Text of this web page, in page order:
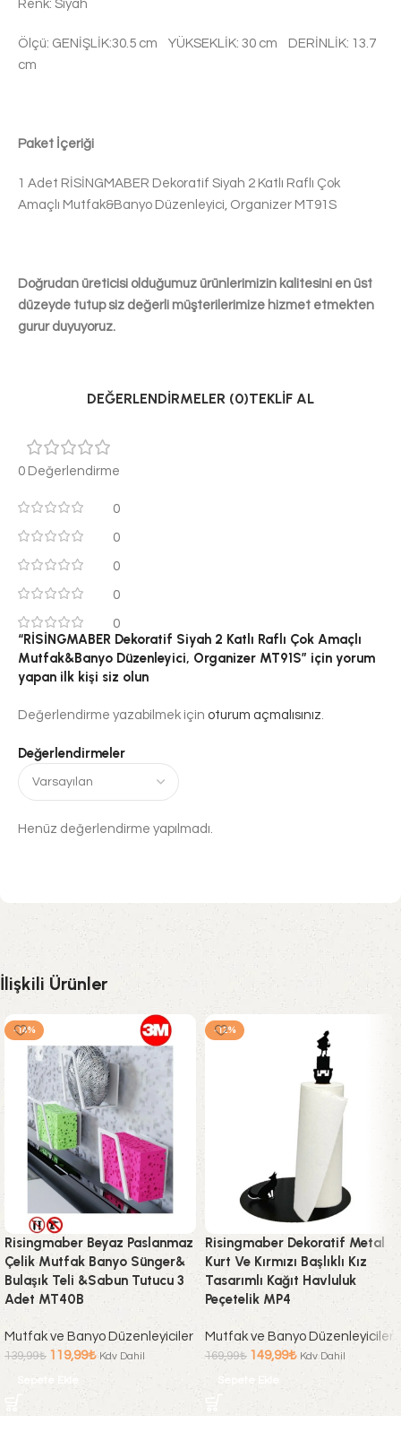
Renk: Siyah
Ölçü: GENİŞLİK:30.5 cm YÜKSEKLİK: 30 cm DERİNLİK: 13.7
cm
Paket İçeriği
1 Adet RİSİNGMABER Dekoratif Siyah 2 Katlı Raflı Çok
Amaçlı Mutfak&Banyo Düzenleyici, Organizer MT91S
Doğrudan üreticisi olduğumuz ürünlerimizin kalitesini en üst
düzeyde tutup siz değerli müşterilerimize hizmet etmekten
gurur duyuyoruz.
DEĞERLENDIRMELER (0)TEKLIF AL
0 Değerlendirme
0
0
0
0
0
Değerlendirmeler
Henüz değerlendirme yapılmadı.
“RİSİNGMABER Dekoratif Siyah 2 Katlı Raflı Çok Amaçlı
Mutfak&Banyo Düzenleyici, Organizer MT91S” için yorum
yapan ilk kişi siz olun
Değerlendirme yazabilmek için oturum açmalısınız.
İlişkili Ürünler
-14%
Risingmaber Beyaz Paslanmaz
Çelik Mutfak Banyo Sünger&
Bulaşık Teli &Sabun Tutucu 3
Adet MT40B
Mutfak ve Banyo Düzenleyiciler
139,99₺ 119,99₺ Kdv Dahil
Sepete Ekle
-12%
Risingmaber Dekoratif Metal
Kurt Ve Kırmızı Başlıklı Kız
Tasarımlı Kağıt Havluluk
Peçetelik MP4
Mutfak ve Banyo Düzenleyiciler
169,99₺ 149,99₺ Kdv Dahil
Sepete Ekle